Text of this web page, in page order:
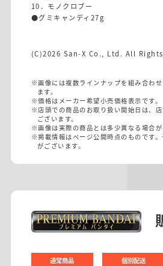
10．モノクロブー
●グミキャンディ27g
(C)2026 San-X Co., Ltd. All
※画像には複数ラインナップを組み合わ
ます。
※価格はメーカー希望小売価格表示です。
※店頭での商品のお取り扱い開始日は、
ございます。
※画像は実際の商品とは多少異なる場合が
※掲載情報はページ公開時点のものです
がございます。
通常商品 個別配送